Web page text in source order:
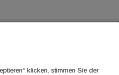
klicken, stimmen Sie der